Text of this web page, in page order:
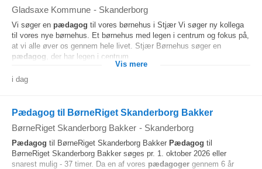
Gladsaxe Kommune - Skanderborg
Vi søger en pædagog til vores børnehus i Stjær Vi søger ny kollega
til vores nye børnehus. Et børnehus med legen i centrum og fokus på,
at vi alle øver os gennem hele livet. Stjær Børnehus søger en
pædagog , der har legen i centrum...
Vis mere
i dag
Pædagog til BørneRiget Skanderborg Bakker
BørneRiget Skanderborg Bakker - Skanderborg
Pædagog til BørneRiget Skanderborg Bakker Pædagog til
BørneRiget Skanderborg Bakker søges pr. 1. oktober 2026 eller
snarest mulig - 37 timer. Da en af vores pædagoger gennem 6 år